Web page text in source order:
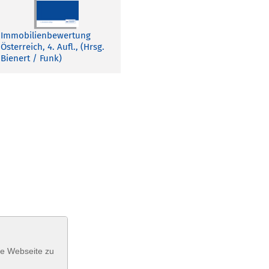
Immobilienbewertung
Österreich, 4. Aufl., (Hrsg.
Bienert / Funk)
Webseite zu